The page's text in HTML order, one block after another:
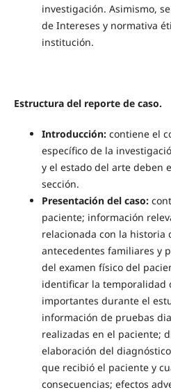
investigación. Asimismo,
de Intereses y normativa
institución.
Estructura del reporte de caso.
Introducción:contiene el
específico de la
y el estado del arte deben
sección.
Presentación del caso:
paciente; información
relacionada con la historia
antecedentes familiares y
del examen físico del
identificar la temporalidad
importantes durante el
información de pruebas
realizadas en el paciente;
elaboración del
que recibió el paciente y
consecuencias; efectos